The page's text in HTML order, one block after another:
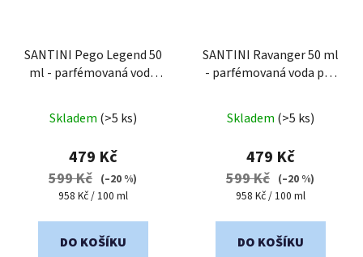
SANTINI Pego Legend 50
ml - parfémovaná voda
hodnocení
produktu
je
5,0
5
Skladem (>5 ks)
479 Kč
599 Kč (–20 %)
Měrná
958 Kč / 100 ml
DO KOŠÍKU
SANTINI Ravanger 50 ml
- parfémovaná voda pro
hodnocení
produktu
je
5,0
5
Skladem (>5 ks)
479 Kč
599 Kč (–20 %)
Měrná
958 Kč / 100 ml
DO KOŠÍKU